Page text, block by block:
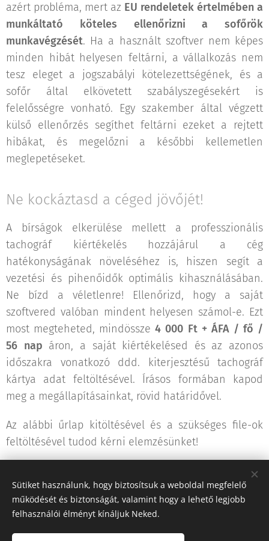
azért probléma, mert az EU rendeletek értelmében a
munkáltató köteles ellenőrizni a sofőrök
munkavégzését. Ha a használt szoftver nem képes
minden hibát helyesen feltárni, a vállalkozás nem
tesz eleget a jogszabályi kötelezettségének, és a
sofőr által elkövetett szabályszegésekért is
felelősségre vonható. Egy szakember által végzett
külső ellenőrzés segíthet feltárni ezeket a rejtett
hibákat, és megelőzni a későbbi kellemetlen
meglepetéseket.
Ne kockáztasd a céged jövőjét!
A bírságok elkerülése mellett a professzionális
tachográf kiértékelés hozzájárul a cég
hatékonyságának növeléséhez is, hiszen segít a
vezetési és pihenőidők optimális kihasználásában.
Ne bízd a véletlenre! Ellenőrizd, hogy a saját
szoftvered valóban mindent helyesen számol-e. Ezt
most megteheted, mindössze4 000 Ft + ÁFA / fő /
56 nap áron, a saját kiértékelésed és az azonos
időszakra vonatkozó ddd. kiterjesztésű tachográf
kártya adat feltöltésével. Írásos formában kapod
meg a megállapításainkat, rövid határidővel.
Az alábbi űrlap kitöltésével és a szükséges file-ok
feltöltésével tudod kérni elemzésünket!
Share
Sütiket használunk, hogy biztosítsuk a weboldal megfelelő
működését és biztonságát, valamint hogy a lehető legjobb
felhasználói élményt kínáljuk Neked.